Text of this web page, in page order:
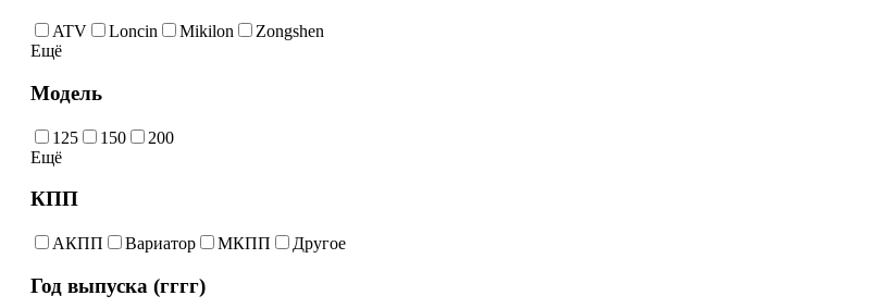
ATV Loncin Mikilon
Zongshen
Ещё
Модель
125 150
200
Ещё
КПП
АКПП Вариатор МКПП Другое
Год выпуска (гггг)